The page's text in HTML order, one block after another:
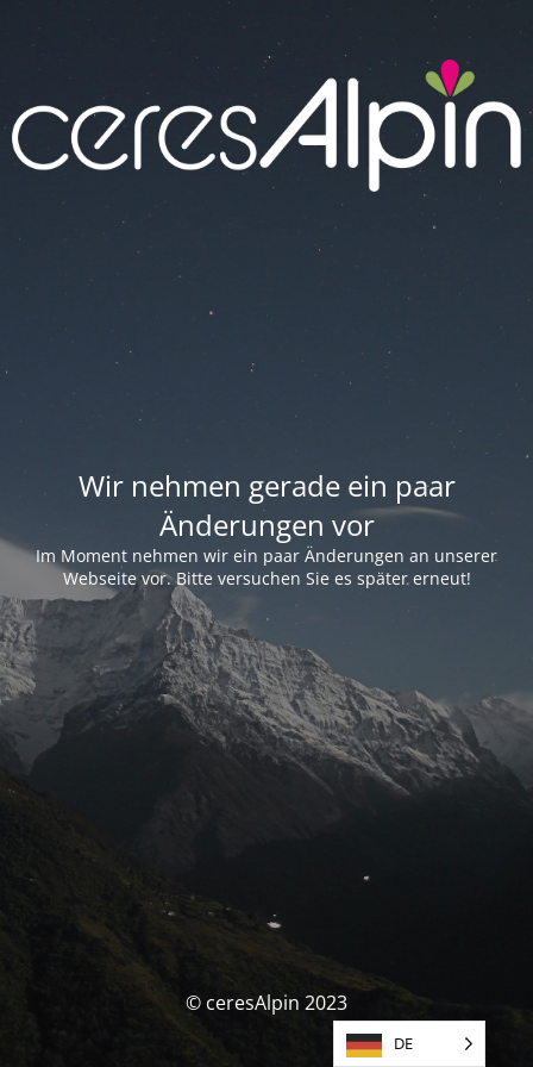
Wir nehmen gerade ein paar
Änderungen vor
Im Moment nehmen wir ein paar Änderungen an unserer
Webseite vor. Bitte versuchen Sie es später erneut!
© ceresAlpin 2023
DE